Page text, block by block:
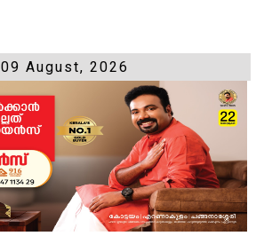
09 August, 2026